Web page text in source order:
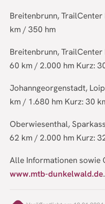
Breitenbrunn,
km / 350 hm
Breitenbrunn, TrailCenter
60 km / 2.000 hm Kurz:
Johanngeorgenstadt,
km / 1.680 hm Kurz: 30
Oberwiesenthal,
62 km / 2.000 hm Kurz:
Alle Informationen sowie
www.mtb-dunkelwald.de.